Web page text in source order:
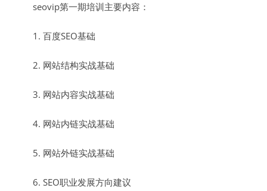
seovip第一期培训主要内容：
1. 百度SEO基础
2. 网站结构实战基础
3. 网站内容实战基础
4. 网站内链实战基础
5. 网站外链实战基础
6. SEO职业发展方向建议